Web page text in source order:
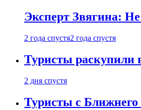
Эксперт Звягина:
2 года спустя2 года спустя
Туристы раскупили
2 дня спустя
Туристы с